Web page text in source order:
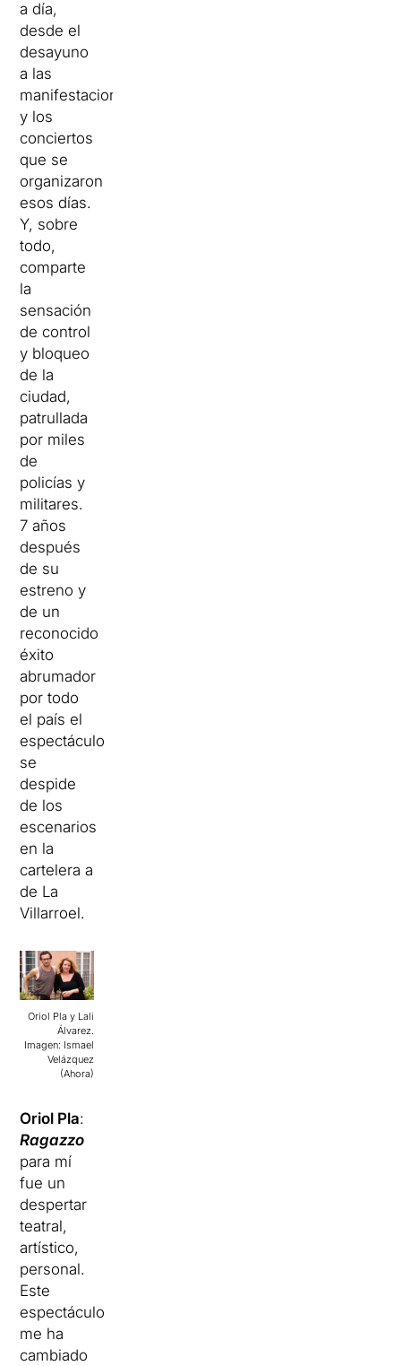
a día,
desde el
desayuno
a las
manifestaciones
y los
conciertos
que se
organizaron
esos días.
Y, sobre
todo,
comparte
la
sensación
de control
y bloqueo
de la
ciudad,
patrullada
por miles
de
policías y
militares.
7 años
después
de su
estreno y
de un
reconocido
éxito
abrumador
por todo
el país el
espectáculo
se
despide
de los
escenarios
en la
cartelera a
de La
Villarroel.
Oriol Pla y Lali
Álvarez.
Imagen: Ismael
Velázquez
(Ahora)
Oriol Pla:
Ragazzo
para mí
fue un
despertar
teatral,
artístico,
personal.
Este
espectáculo
me ha
cambiado